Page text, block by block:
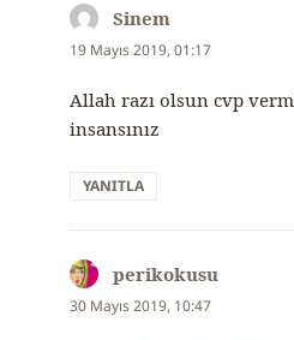
Sinem
ki:
19 Mayıs 2019, 01:17
Allah razı olsun cvp
insansınız
YANITLA
perikokusu
30 Mayıs 2019, 10:47